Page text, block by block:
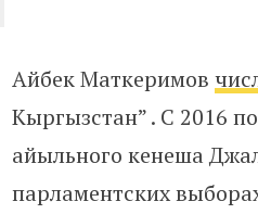
Айбек Маткеримов
Кыргызстан” . С 2016
айыльного кенеша
парламентских